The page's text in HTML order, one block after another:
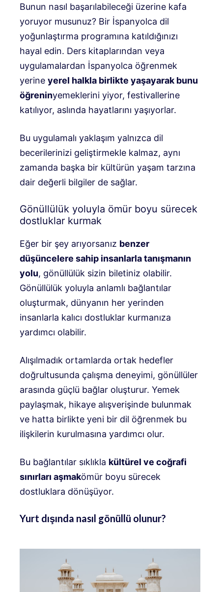
Bunun nasıl başarılabileceği üzerine kafa
yoruyor musunuz? Bir İspanyolca dil
yoğunlaştırma programına katıldığınızı
hayal edin. Ders kitaplarından veya
uygulamalardan İspanyolca öğrenmek
yerine yerel halkla birlikte yaşayarak bunu
öğreninyemeklerini yiyor, festivallerine
katılıyor, aslında hayatlarını yaşıyorlar.
Bu uygulamalı yaklaşım yalnızca dil
becerilerinizi geliştirmekle kalmaz, aynı
zamanda başka bir kültürün yaşam tarzına
dair değerli bilgiler de sağlar.
Gönüllülük yoluyla ömür boyu sürecek
dostluklar kurmak
Eğer bir şey arıyorsanız benzer
düşüncelere sahip insanlarla tanışmanın
yolu, gönüllülük sizin biletiniz olabilir.
Gönüllülük yoluyla anlamlı bağlantılar
oluşturmak, dünyanın her yerinden
insanlarla kalıcı dostluklar kurmanıza
yardımcı olabilir.
Alışılmadık ortamlarda ortak hedefler
doğrultusunda çalışma deneyimi, gönüllüler
arasında güçlü bağlar oluşturur. Yemek
paylaşmak, hikaye alışverişinde bulunmak
ve hatta birlikte yeni bir dil öğrenmek bu
ilişkilerin kurulmasına yardımcı olur.
Bu bağlantılar sıklıkla kültürel ve coğrafi
sınırları aşmakömür boyu sürecek
dostluklara dönüşüyor.
Yurt dışında nasıl gönüllü olunur?